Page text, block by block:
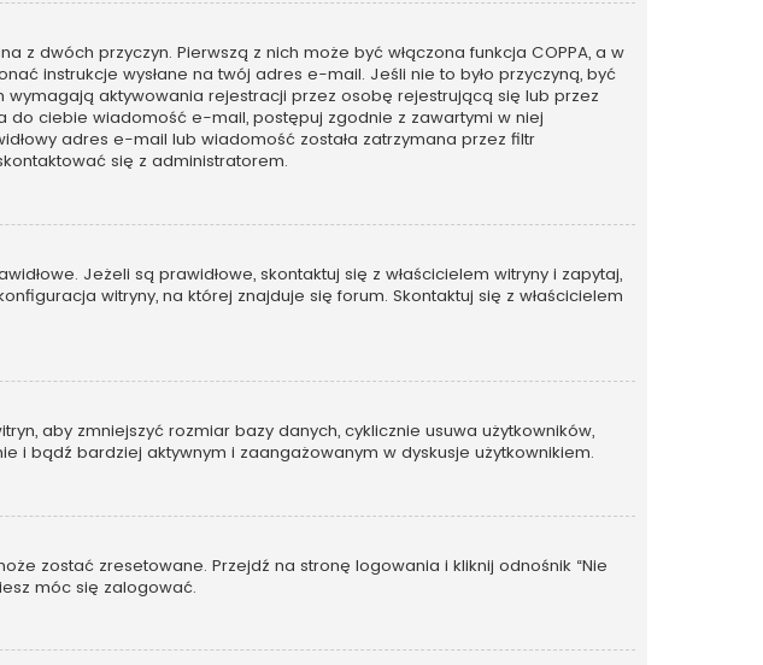
z dwóch przyczyn. Pierwszą z nich może być włączona funkcja COPPA, a w
instrukcje wysłane na twój adres e-mail. Jeśli nie to było przyczyną, być
aktywowania rejestracji przez osobę rejestrującą się lub przez
do ciebie wiadomość e-mail, postępuj zgodnie z zawartymi w niej
adres e-mail lub wiadomość została zatrzymana przez filtr
się z administratorem.
Jeżeli są prawidłowe, skontaktuj się z właścicielem witryny i zapytaj,
witryny, na której znajduje się forum. Skontaktuj się z właścicielem
aby zmniejszyć rozmiar bazy danych, cyklicznie usuwa użytkowników,
i bądź bardziej aktywnym i zaangażowanym w dyskusje użytkownikiem.
zostać zresetowane. Przejdź na stronę logowania i kliknij odnośnik “Nie
móc się zalogować.